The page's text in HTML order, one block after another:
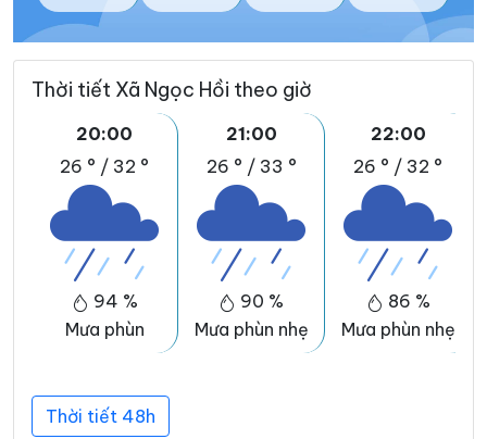
Thời tiết Xã Ngọc Hồi theo giờ
20:00
26 ° / 32 °
94 %
Mưa phùn
21:00
26 ° / 33 °
90 %
Mưa phùn nhẹ
22:00
26 ° / 32 °
86 %
Mưa phùn nhẹ
Thời tiết 48h